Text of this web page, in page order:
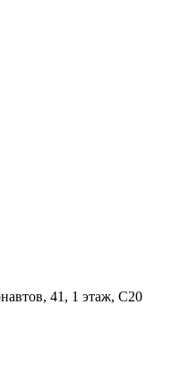
41, 1 этаж, С20